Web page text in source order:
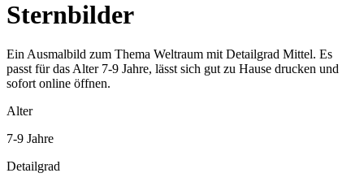
Sternbilder
Ein Ausmalbild zum Thema Weltraum mit Detailgrad Mittel. Es
passt für das Alter 7-9 Jahre, lässt sich gut zu Hause drucken und
sofort online öffnen.
Alter
7-9 Jahre
Detailgrad